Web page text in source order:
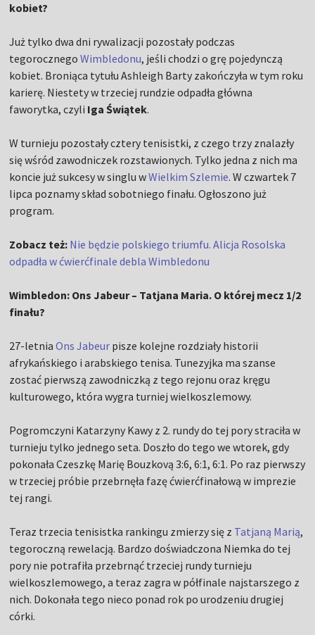
kobiet?
Już tylko dwa dni rywalizacji pozostały podczas
tegorocznegoWimbledonu, jeśli chodzi o grę pojedynczą
kobiet. Broniąca tytułu Ashleigh Barty zakończyła w tym roku
karierę. Niestety w trzeciej rundzie odpadła główna
faworytka, czyli Iga Świątek.
W turnieju pozostały cztery tenisistki, z czego trzy znalazły
się wśród zawodniczek rozstawionych. Tylko jedna z nich ma
koncie już sukcesy w singlu wWielkim Szlemie. W czwartek 7
lipca poznamy skład sobotniego finału. Ogłoszono już
program.
Zobacz też: Nie będzie polskiego triumfu. Alicja Rosolska
odpadła w ćwierćfinale debla Wimbledonu
Wimbledon: Ons Jabeur – Tatjana Maria. O której mecz 1/2
finału?
27-letniaOns Jabeur pisze kolejne rozdziały historii
afrykańskiego i arabskiego tenisa. Tunezyjka ma szanse
zostać pierwszą zawodniczką z tego rejonu oraz kręgu
kulturowego, która wygra turniej wielkoszlemowy.
Pogromczyni Katarzyny Kawy z 2. rundy do tej pory straciła w
turnieju tylko jednego seta. Doszło do tego we wtorek, gdy
pokonała Czeszkę Marię Bouzkovą 3:6, 6:1, 6:1. Po raz pierwszy
w trzeciej próbie przebrnęła fazę ćwierćfinałową w imprezie
tej rangi.
Teraz trzecia tenisistka rankingu zmierzy się z Tatjaną Marią,
tegoroczną rewelacją. Bardzo doświadczona Niemka do tej
pory nie potrafiła przebrnąć trzeciej rundy turnieju
wielkoszlemowego, a teraz zagra w półfinale najstarszego z
nich. Dokonała tego nieco ponad rok po urodzeniu drugiej
córki.